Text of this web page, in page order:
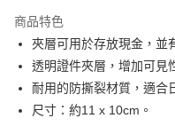
運送方式
全家取貨付款
每筆NT$80，滿NT$599(含
商品特色
夾層可用於存放現金，並
透明證件夾層，增加可見
耐用的防撕裂材質，適合
尺寸：約11 x 10cm。